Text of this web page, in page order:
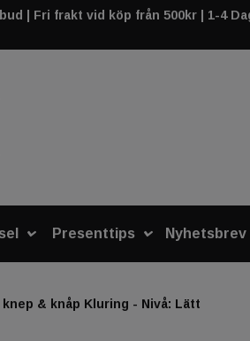
| Fri frakt vid köp från 500kr | 1-4
Presenttips Nyhetsbrev
& knåp Kluring - Nivå: Lätt